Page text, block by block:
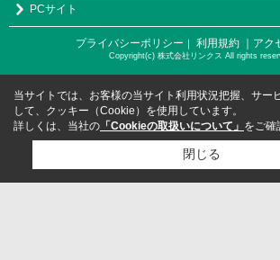
PCサイト
プライバシーポリシー 利用規約 ｜ア
Copyright(c) 株式会社リンクス All rights
当サイトでは、お客様の当サイト利用状況把握、サー
して、クッキー（Cookie）を使用しています。
詳しくは、当社の 「Cookieの取扱いについて」 をご確
閉じる